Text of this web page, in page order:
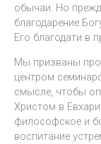
обычаи. Но
благодарение
Его благодати в
Мы призваны
центром
смысле, чтобы
Христом в
философское и
воспитание